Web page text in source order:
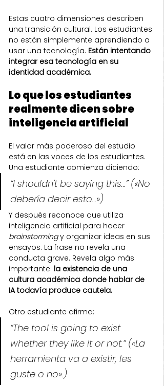
Estas cuatro dimensiones describen
una transición cultural. Los estudiantes
no están simplemente aprendiendo a
usar una tecnología. Están intentando
integrar esa tecnología en su
identidad académica.
Lo que los estudiantes
realmente dicen sobre
inteligencia artificial
El valor más poderoso del estudio
está en las voces de los estudiantes.
Una estudiante comienza diciendo:
“I shouldn't be saying this…” («No
debería decir esto…»)
Y después reconoce que utiliza
inteligencia artificial para hacer
brainstorming y organizar ideas en sus
ensayos. La frase no revela una
conducta grave. Revela algo más
importante: la existencia de una
cultura académica donde hablar de
IA todavía produce cautela.
Otro estudiante afirma:
“The tool is going to exist
whether they like it or not.” («La
herramienta va a existir, les
guste o no».)